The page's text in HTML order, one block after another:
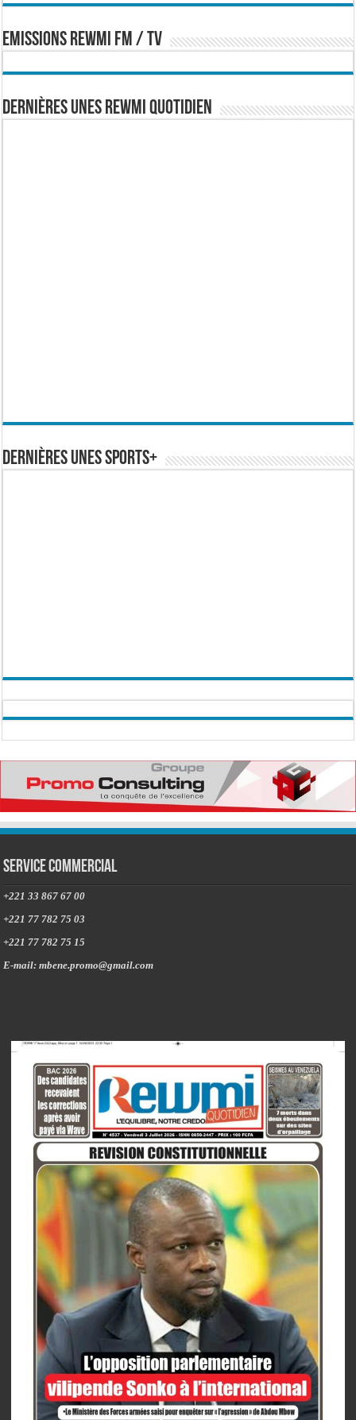
EMISSIONS REWMI FM / TV
Dernières Unes Rewmi Quotidien
Dernières Unes Sports+
Service commercial
+221 33 867 67 00
+221 77 782 75 03
+221 77 782 75 15
E-mail: mbene.promo@gmail.com